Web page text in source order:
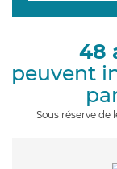
48
peuvent
Sous réserve